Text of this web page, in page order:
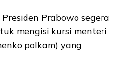
Prabowo segera
mengisi kursi menteri
polkam) yang